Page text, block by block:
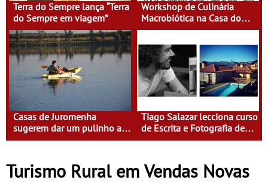
Terra do Sempre lança “Terra
do Sempre em viagem”
Workshop de Culinária
Macrobiótica na Casa do
Eido
Casas de Juromenha
sugerem dar um pulinho a
Espanha de caiaque
Tiago Salazar lecciona curso
de Escrita e Fotografia de
Viagens na Casa do Eido –
Turismo Rural em Vendas Novas